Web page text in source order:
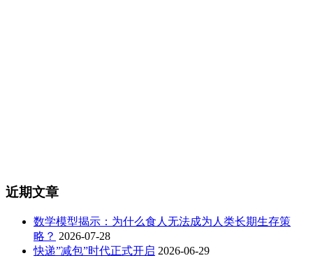
近期文章
数学模型揭示：为什么食人无法成为人类长期生存策
略？ 2026-07-28
快递”减包”时代正式开启 2026-06-29